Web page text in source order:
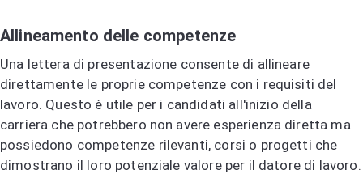
Allineamento delle competenze
Una lettera di presentazione consente di allineare
direttamente le proprie competenze con i requisiti del
lavoro. Questo è utile per i candidati all'inizio della
carriera che potrebbero non avere esperienza diretta ma
possiedono competenze rilevanti, corsi o progetti che
dimostrano il loro potenziale valore per il datore di lavoro.